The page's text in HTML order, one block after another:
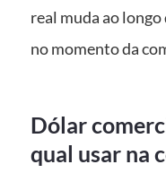
real muda ao
no momento da
Dólar
qual usar na